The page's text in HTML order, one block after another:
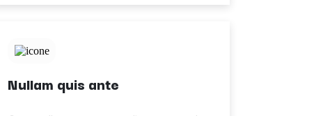
Nullam quis ante